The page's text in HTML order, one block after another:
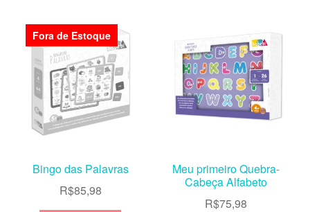
Fora de Estoque
Bingo das Palavras
R$85,98
Meu primeiro Quebra-
Cabeça Alfabeto
R$75,98